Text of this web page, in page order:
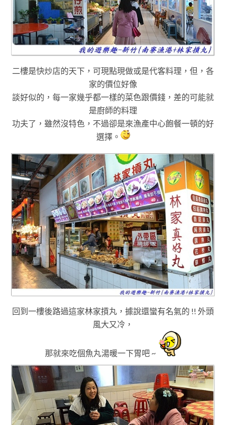
二樓是快炒店的天下，可現點現做或是代客料理 ，但 ， 各
家的價位好像
談好似的 ，每一家幾乎都一樣的菜色跟價錢 ，差的可能就
是廚師的料理
功夫了 ，雖然沒特色 ，不過卻是來漁產中心飽餐一頓的好
選擇 。
回到一樓後路過這家林家摃丸 ，據說還蠻有名氣的 !! 外頭
風大又冷 ，
那就來吃個魚丸湯暖一下胃吧 ~